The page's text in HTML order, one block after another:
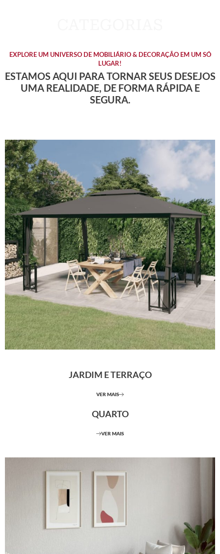
EXPLORE UM UNIVERSO DE MOBILIÁRIO & DECORAÇÃO EM UM SÓ
LUGAR!
ESTAMOS AQUI PARA TORNAR SEUS DESEJOS
UMA REALIDADE, DE FORMA RÁPIDA E
SEGURA.
JARDIM E TERRAÇO
VER MAIS
QUARTO
VER MAIS